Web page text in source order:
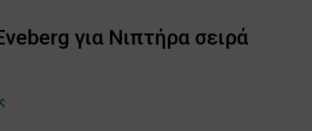
για Νιπτήρα σειρά